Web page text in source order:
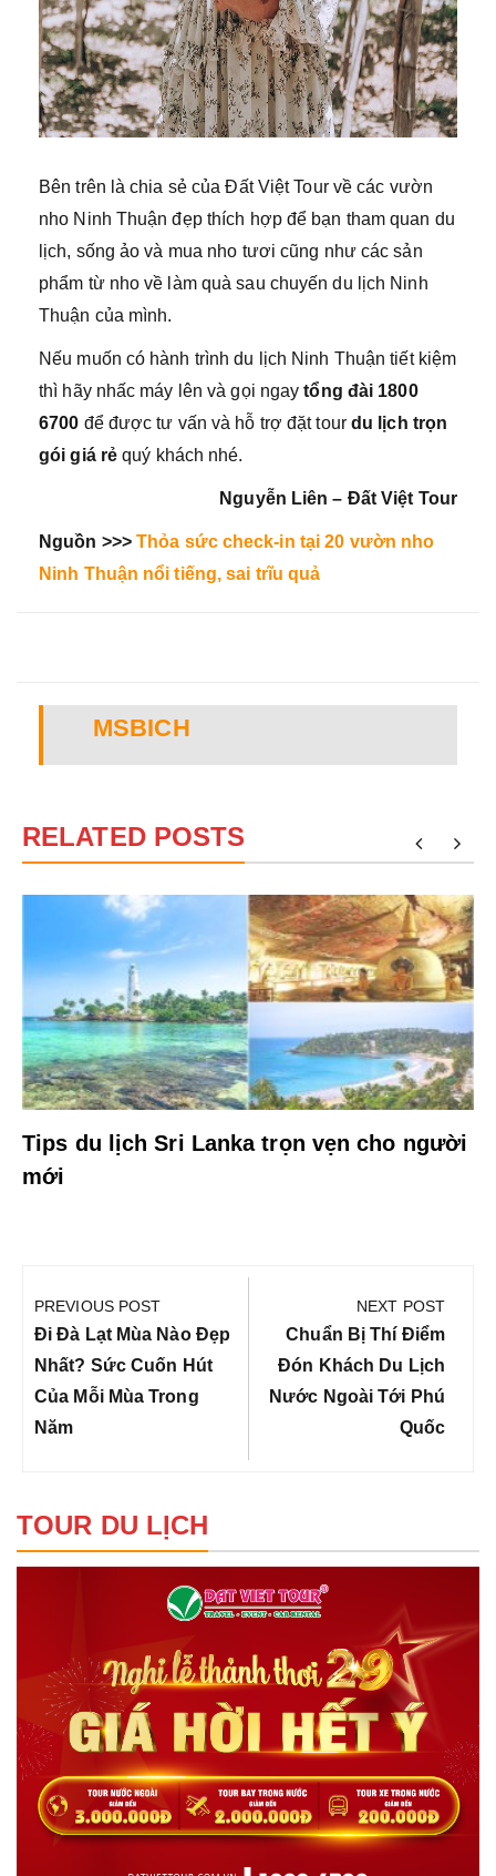
Bên trên là chia sẻ của Đất Việt Tour về các vườn
nho Ninh Thuận đẹp thích hợp để bạn tham quan du
lịch, sống ảo và mua nho tươi cũng như các sản
phẩm từ nho về làm quà sau chuyến du lịch Ninh
Thuận của mình.
Nếu muốn có hành trình du lịch Ninh Thuận tiết kiệm
thì hãy nhấc máy lên và gọi ngaytổng đài 1800
6700 để được tư vấn và hỗ trợ đặt tour du lịch trọn
gói giá rẻquý khách nhé.
Nguyễn Liên – Đất Việt Tour
Nguồn >>> Thỏa sức check-in tại 20 vườn nho
Ninh Thuận nổi tiếng, sai trĩu quả
MSBICH
RELATED POSTS
Tips du lịch Sri Lanka trọn vẹn cho người
mới
hướng
bài
viết
PREVIOUS POST
Previous
Post:
Đi Đà Lạt Mùa Nào Đẹp
Nhất? Sức Cuốn Hút
Của Mỗi Mùa Trong
Năm
NEXT POST
Next
Post:
Chuẩn Bị Thí Điểm
Đón Khách Du Lịch
Nước Ngoài Tới Phú
Quốc
TOUR DU LỊCH